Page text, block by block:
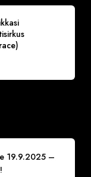
19.9.2025 –